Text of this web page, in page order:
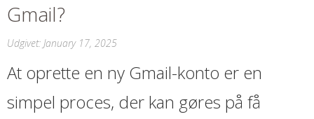
Gmail?
Udgivet: January 17, 2025
At oprette en ny Gmail-konto er en
simpel proces, der kan gøres på få